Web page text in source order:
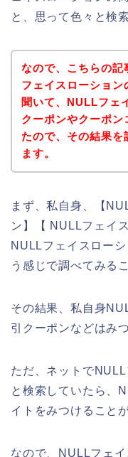
と、思って色々と検
なので、こちらの
フェイスローション
聞いて、NULLフェ
クーポンやクーポ
たので、その結果を
ます。
まず、私自身、【
ン】【 NULLフェイ
NULLフェイスロー
う感じで調べてみる
その結果、私自身
引クーポンなどはみ
ただ、ネットで
と検索していたら、
イトをみつけること
なので、NULLフェ